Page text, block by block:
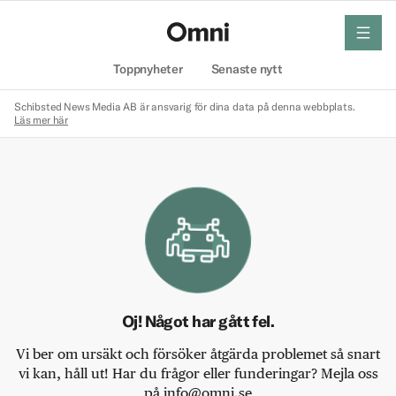
Toppnyheter Senaste nytt
meny
Schibsted News Media AB är ansvarig för dina data på denna webbplats.
Läs mer här
Oj! Något har gått fel.
Vi ber om ursäkt och försöker åtgärda problemet så snart
vi kan, håll ut! Har du frågor eller funderingar? Mejla oss